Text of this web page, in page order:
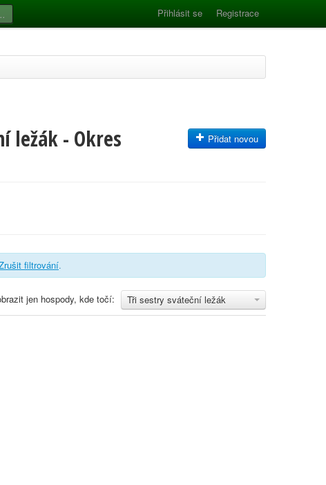
Přihlásit se Registrace
ležák - Okres Přidat novou
filtrování.
Tři sestry sváteční ležák
jen hospody, kde točí: